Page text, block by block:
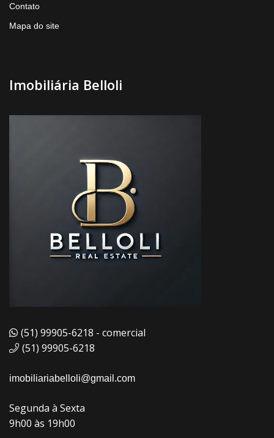
Contato
Mapa do site
Imobiliária Belloli
(51) 99905-6218 - comercial
(51) 99905-6218
imobiliariabelloli@gmail.com
Segunda à Sexta
9h00 às 19h00